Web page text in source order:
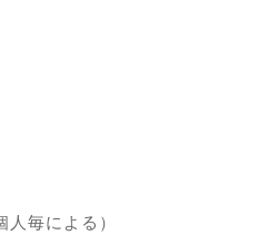
毎による）